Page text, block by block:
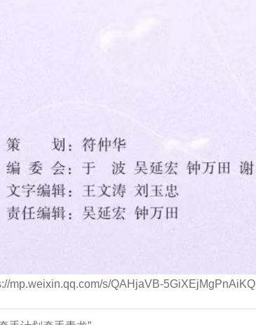
mp.weixin.qq.com/s/QAHjaVB-5GiXEjMgPnAiKQ